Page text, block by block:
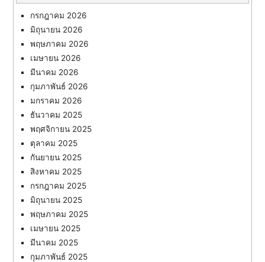
กรกฎาคม 2026
มิถุนายน 2026
พฤษภาคม 2026
เมษายน 2026
มีนาคม 2026
กุมภาพันธ์ 2026
มกราคม 2026
ธันวาคม 2025
พฤศจิกายน 2025
ตุลาคม 2025
กันยายน 2025
สิงหาคม 2025
กรกฎาคม 2025
มิถุนายน 2025
พฤษภาคม 2025
เมษายน 2025
มีนาคม 2025
กุมภาพันธ์ 2025